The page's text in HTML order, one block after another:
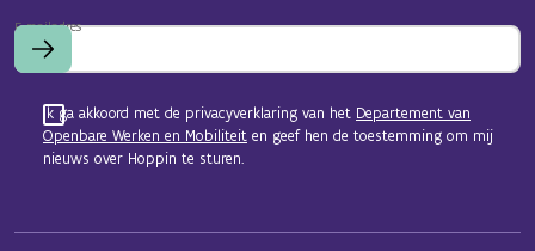
E-mailadres
Ik ga akkoord met de privacyverklaring van het Departement van
Openbare Werken en Mobiliteit en geef hen de toestemming om mij
nieuws over Hoppin te sturen.